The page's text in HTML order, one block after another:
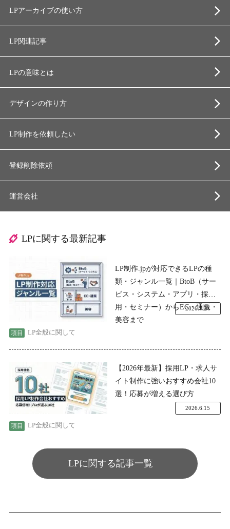
LPアーカイブの使い方
LP関連記事
LPの意味とは
デザインの作り方
LP制作を依頼したい
登録削除依頼
運営会社
LPに関する最新記事
LP制作.jpが対応できるLPの種
類・ジャンル一覧｜BtoB（サー
ビス・システム・アプリ・採
用・セミナー）からEC・通販・
美容まで
LP全般に関して
2026.7.24
【2026年最新】採用LP・求人サ
イト制作に強いおすすめ会社10
選！応募が増える選び方
LP全般に関して
2026.6.15
LPに関する記事一覧